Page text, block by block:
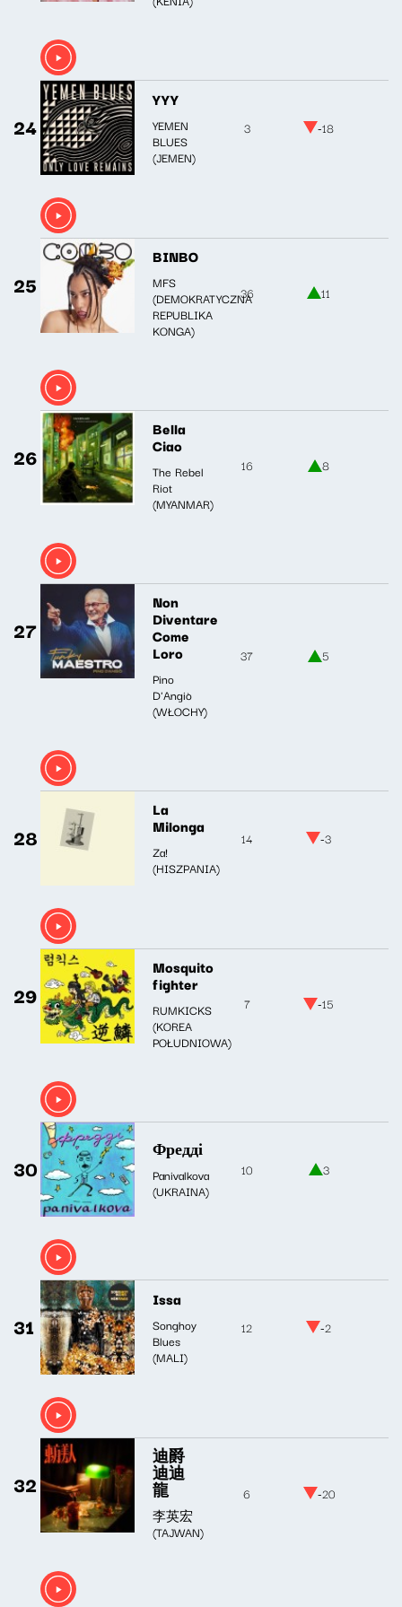
24
YYY
YEMEN
BLUES
(JEMEN)
3 -18
25
BINBO
MFS
(DEMOKRATYCZNA
REPUBLIKA
KONGA)
36 11
26
Bella
Ciao
The Rebel
Riot
(MYANMAR)
16 8
27
Non
Diventare
Come
Loro
Pino
D'Angiò
(WŁOCHY)
37 5
28
La
Milonga
Za!
(HISZPANIA)
14 -3
29
Mosquito
fighter
RUMKICKS
(KOREA
POŁUDNIOWA)
7 -15
30
Фредді
Panivalkova
(UKRAINA)
10 3
31
Issa
Songhoy
Blues
(MALI)
12 -2
32
迪爵
迪迪
龍
李英宏
(TAJWAN)
6 -20